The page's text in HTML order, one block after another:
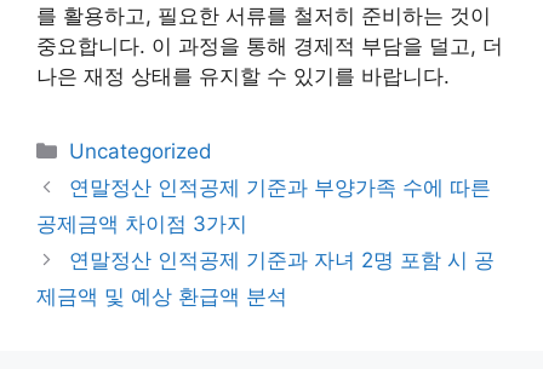
를 활용하고, 필요한 서류를 철저히 준비하는 것이
중요합니다. 이 과정을 통해 경제적 부담을 덜고, 더
나은 재정 상태를 유지할 수 있기를 바랍니다.
카
테
리
Uncategorized
연말정산 인적공제 기준과 부양가족 수에 따른
공제금액 차이점 3가지
연말정산 인적공제 기준과 자녀 2명 포함 시 공
제금액 및 예상 환급액 분석